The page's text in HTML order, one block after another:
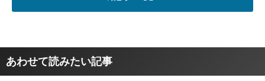
あわせて読みたい記事